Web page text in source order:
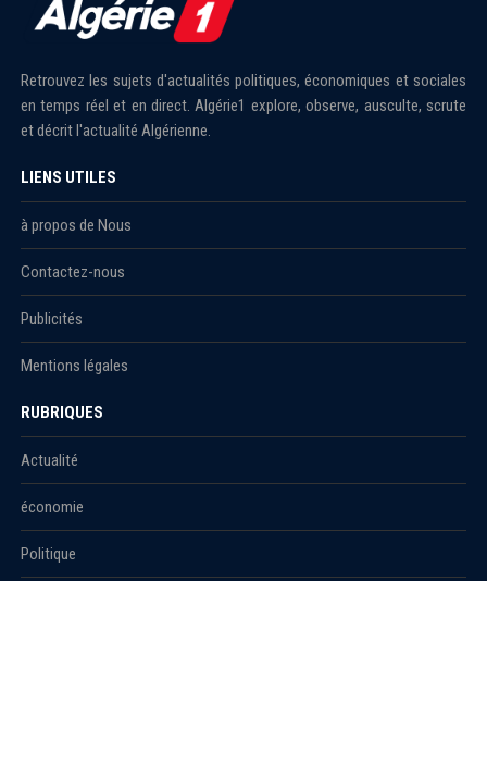
Retrouvez les sujets d'actualités politiques, économiques et sociales
en temps réel et en direct. Algérie1 explore, observe, ausculte, scrute
et décrit l'actualité Algérienne.
LIENS UTILES
à propos de Nous
Contactez-nous
Publicités
Mentions légales
RUBRIQUES
Actualité
économie
Politique